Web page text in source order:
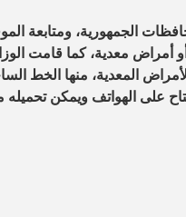
الجمهورية، ومتابعة
أو أمراض معدية، كما قامت